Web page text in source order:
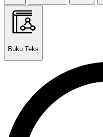
Buku Teks